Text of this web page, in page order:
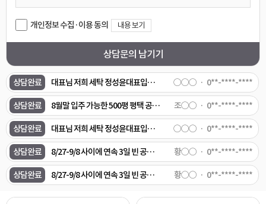
개인정보 수집·이용 동의 내용 보기
상담문의 남기기
[식품공장 임대/단기임대 매물 의뢰] 1. 희망 지역: 용인 처인구 또는 안성시 미양면 또는 양성면 일대 2. 희망 면적: 건물 200평 ~ 300평 (또는 500평 중 일부 분할 임차) 3. 예산 조건: 월 임대료 1,000만 원 이하 (단기 임대/전대차 가능 물건 우대) 4. 필수 설비 조건: - 업종: 냉동 국·탕류(육개장 등) HMR 제조용 - 전기: 수전 용량 200kW 이상 - 설비: 스팀 보일러 및 냉동/급속 동결 설비 설치 가능 (또는 기존 설비 보유) - 환경: 오폐수 배출 신고 가능 또는 폐수종말처리장 직관 연결 5. 요청 사항: 조건에 맞는 실제 매물 정보 및 내·외부 사진 전달 요청
상담완료 대표님 저희 세탁 정성윤대표입니다 이매물 검토해주세요 ○○○ 0**-****-****
상담완료 8월말 입주 가능한 500평 평택 공장 추천 부탁 드립니다. 조○○ 0**-****-****
상담완료 대표님 저희 세탁 정성윤대표입니다 이매물 검토해주세요 ○○○ 0**-****-****
상담완료 8/27-9/8 사이에 연속 3일 빈 공장/창고 렌트 문의 - 안성시 - 200~300평 정도 빈 창고 또는 공장 - 에어컨 가능한 곳 - 바로 사용할 수 있을 정도로 어느정도 깨끗한 곳 - 화장실 있는 곳 - 주차 4-5대 정도 가능한 곳 - 기본 조명 있는 곳 트럭 5대 정도 실내에 전시해두고, 소비자분들 방문해서 차량에 대한 의견을 듣는 좌담회를 하려고합니다. 위 조건으로 사용 가능한 빈 창고나 공장이 있을까요? 있다면 임대 가격이 얼마정도 하는지 문의드립니다. 황○○ 0**-****-****
상담완료 8/27-9/8 사이에 연속 3일 빈 공장/창고 렌트 문의 - 안성시 - 에어컨 가능한 곳 - 바로 사용할 수 있을 정도로 어느정도 깨끗한 곳 - 화장실 있는 곳 - 주차 4-5대 정도 가능한 곳 - 기본 조명 있는 곳 컨슈머인사이트입니다. 창고/공장 내부에 트럭 5대 정도 전시해두고, 소비자분들 방문해서 차량에 대한 의견을 듣는 좌담회를 하려고합니다. 위 조건으로 사용 가능한 빈 창고나 공장이 있을까요? 있다면 임대 가격이 얼마정도 하는지 문의드립니다. 황○○ 0**-****-****
상담완료 매물번호 10527에 관심이 있습니다. ○○○ 0**-****-****